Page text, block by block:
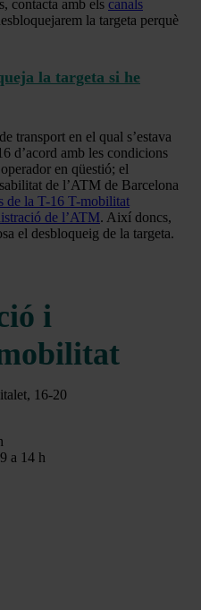
contacta amb els canals
la targeta perquè
la targeta si he
transport en el qual s’estava
d’acord amb les condicions
en qüestió; el
de l’ATM de Barcelona
de la T-16 T-mobilitat
de l’ATM. Així doncs,
el desbloqueig de la targeta.
i
16-20
a 14 h